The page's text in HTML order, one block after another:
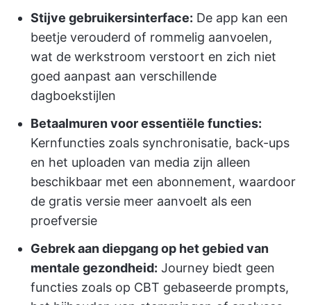
Stijve gebruikersinterface: De app kan een
beetje verouderd of rommelig aanvoelen,
wat de werkstroom verstoort en zich niet
goed aanpast aan verschillende
dagboekstijlen
Betaalmuren voor essentiële functies:
Kernfuncties zoals synchronisatie, back-ups
en het uploaden van media zijn alleen
beschikbaar met een abonnement, waardoor
de gratis versie meer aanvoelt als een
proefversie
Gebrek aan diepgang op het gebied van
mentale gezondheid: Journey biedt geen
functies zoals op CBT gebaseerde prompts,